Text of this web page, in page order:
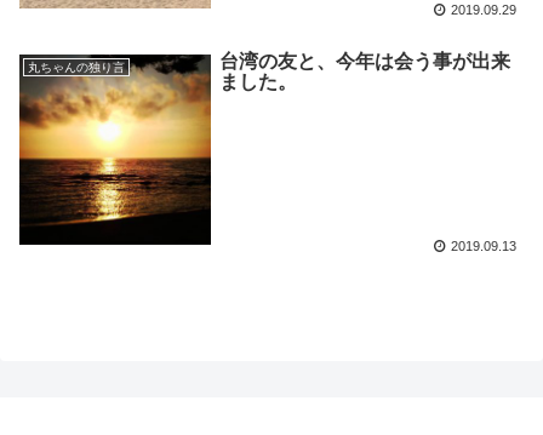
2019.09.29
丸ちゃんの独り言
台湾の友と、今年は会う事が出来
ました。
2019.09.13